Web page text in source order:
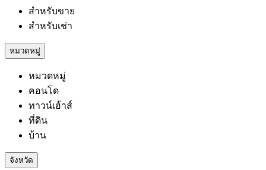
สำหรับขาย
สำหรับเช่า
หมวดหมู่
หมวดหมู่
คอนโด
ทาวน์เฮ้าส์
ที่ดิน
บ้าน
จังหวัด